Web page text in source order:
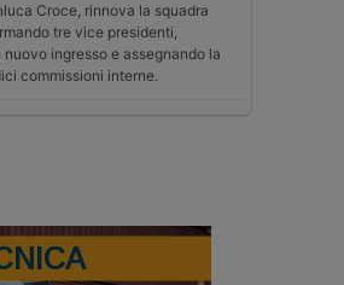
Croce, rinnova la squadra
tre vice presidenti,
ingresso e assegnando la
commissioni interne.